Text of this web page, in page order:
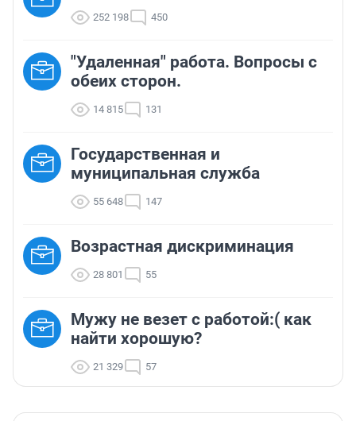
252 198 450
"Удаленная" работа. Вопросы с
обеих сторон.
14 815 131
Государственная и
муниципальная служба
55 648 147
Возрастная дискриминация
28 801 55
Мужу не везет с работой:( как
найти хорошую?
21 329 57